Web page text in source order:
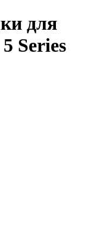
для
Series